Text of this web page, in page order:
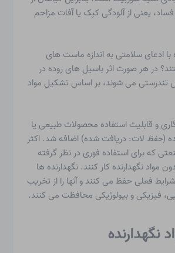
یعنی از آلودگی کپک یا آفات مزاحم
با ادعای سلامتی به اندازه ماست های
در هر صورت اثر باسیل های روده در
تندرستی می شوند، بر اساس تشکیل مواد
و قابلیت استفاده محصولات طبیعی یا
(حفظ لات: دریافت شده) اضافه شد. اکثر
که برای استفاده فوری در نظر گرفته
مواد نگهدارنده کار کنند. نگهدارنده ها
فعلی حفظ می کنند و آنها را از تخریب
فیزیکی و بیولوژیکی محافظت می کنند.
نگهدارنده